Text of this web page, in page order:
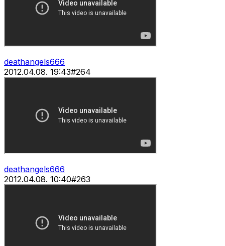
deathangels666
2012.04.08. 19:43#264
deathangels666
2012.04.08. 10:40#263